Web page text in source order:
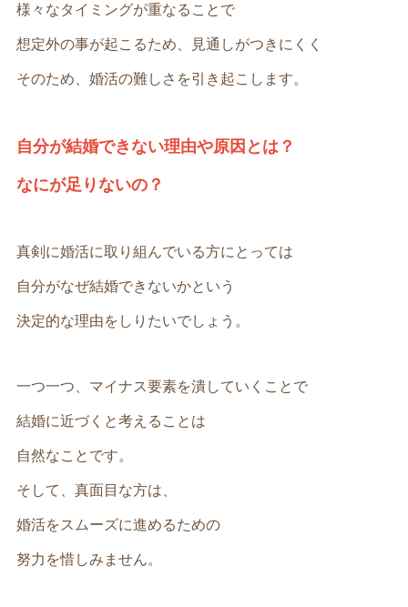
様々なタイミングが重なることで
想定外の事が起こるため、見通しがつきにくく
そのため、婚活の難しさを引き起こします。
自分が結婚できない理由や原因とは？
なにが足りないの？
真剣に婚活に取り組んでいる方にとっては
自分がなぜ結婚できないかという
決定的な理由をしりたいでしょう。
一つ一つ、マイナス要素を潰していくことで
結婚に近づくと考えることは
自然なことです。
そして、真面目な方は、
婚活をスムーズに進めるための
努力を惜しみません。